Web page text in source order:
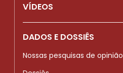
VÍDEOS
DADOS E DOSSIÊS
Nossas pesquisas de opinião